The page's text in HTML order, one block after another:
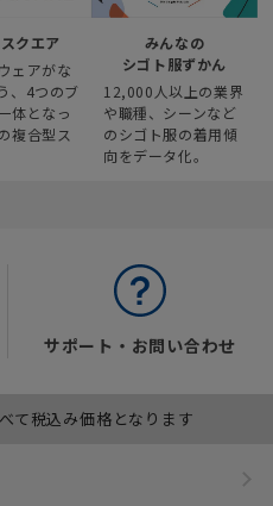
クエア
ェアがな
、4つのブ
体となっ
複合型ス
みんなの
シゴト服ずかん
12,000人以上の業界
や職種、シーンなど
のシゴト服の着用傾
向をデータ化。
サポート・お問い合わせ
て税込み価格となります